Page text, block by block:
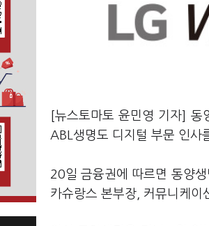
[뉴스토마토 윤민영 기자]
ABL생명도 디지털 부문 인사
20일 금융권에 따르면 동양
카슈랑스 본부장, 커뮤니케이